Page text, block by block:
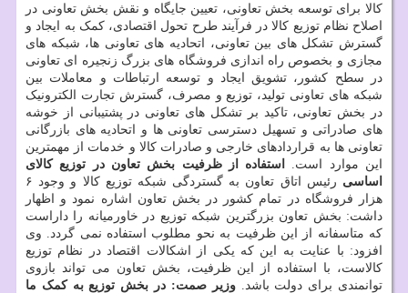
کالا برای توسعه بخش تعاونی، تعیین جایگاه و نقش بخش تعاونی در
اصلاح نظام توزیع کالا در فرآیند طرح تحول اقتصادی، کمک به ایجاد و
گسترش تشکل های بین تعاونی، اتحادیه های تعاونی ها، شبکه های
مجازی و بخصوص راه اندازی فروشگاه های بزرگ زنجیره ای تعاونی
در سطح کشور، تشویق ایجاد و توسعه ارتباطات و معاملات بین
شبکه های تعاونی تولید، توزیع و مصرف، گسترش تجارت الکترونیک
در بخش تعاونی، تاکید بر تشکل های تعاونی در پشتیبانی از خوشه
های صادراتی و تسهیل دسترسی تعاونی ها و اتحادیه های بازرگانی
تعاونی ها به قراردادهای خارجی و صادرات کالا و خدمات از مهمترین
این موارد است.
استفاده از ظرفیت بخش تعاون در توزیع کالای
اساسی
رئیس اتاق تعاون به گستردگی شبکه توزیع کالا و وجود ۶
هزار فروشگاه در تمام کشور در بخش تعاون اشاره نمود و اظهار
داشت: بخش تعاون بزرگترین شبکه توزیع در خاورمیانه را داراست
که متاسفانه از این ظرفیت به نحو مطلوب استفاده نمی گردد. وی
افزود: با عنایت به این که یکی از اشکالات اقتصاد در نظام توزیع
کالاست، با استفاده از این ظرفیت، بخش تعاون می تواند بازوی
توانمندی برای دولت باشد.وزیر صمت: در بخش توزیع به کمک ما